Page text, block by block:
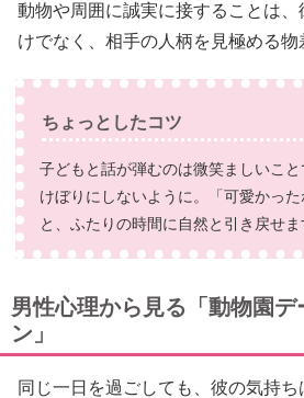
動物や周囲に誠実に接することは
けでなく、相手の人柄を見極める物
ちょっとしたコツ
子どもと話が弾むのは微笑ましいこ
けぼりにしないように。「可愛かっ
と、ふたりの時間に自然と引き戻せま
男性心理から見る「動物園デ
ン」
同じ一日を過ごしても、彼の気持ち